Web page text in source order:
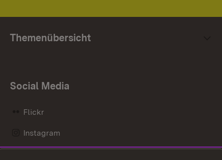
Themenübersicht
Social Media
Flickr
Instagram